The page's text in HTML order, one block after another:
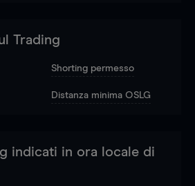
Trading
Shorting permesso
Distanza minima OSLG
indicati in ora locale di